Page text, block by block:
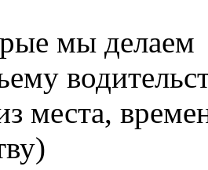
мы делаем
места,